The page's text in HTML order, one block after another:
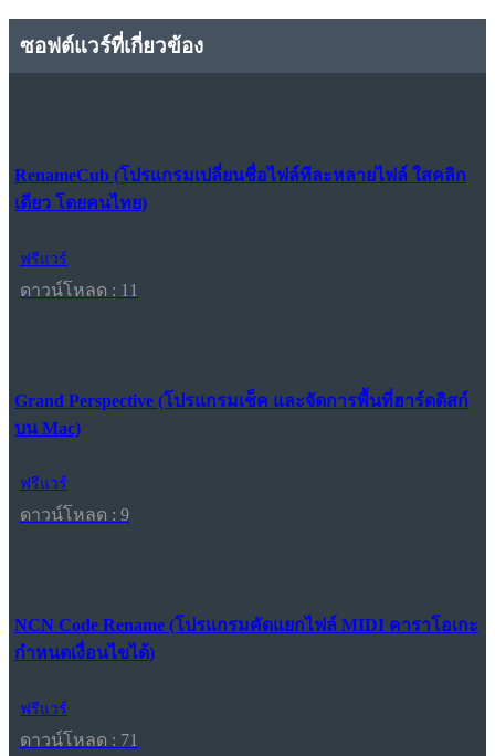
ซอฟต์แวร์ที่เกี่ยวข้อง
RenameCub (โปรแกรมเปลี่ยนชื่อไฟล์ทีละหลายไฟล์ ใสคลิก
เดียว โดยคนไทย)
ฟรีแวร์
ดาวน์โหลด : 11
Grand Perspective (โปรแกรมเช็ค และจัดการพื้นที่ฮาร์ดดิสก์
บน Mac)
ฟรีแวร์
ดาวน์โหลด : 9
NCN Code Rename (โปรแกรมคัดแยกไฟล์ MIDI คาราโอเกะ
กำหนดเงื่อนไขได้)
ฟรีแวร์
ดาวน์โหลด : 71